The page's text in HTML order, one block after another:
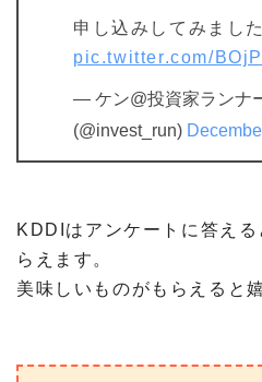
申し込みしてみました
pic.twitter.com/
— ケン@投資家ランナ
(@invest_run)
KDDIはアンケートに答え
らえます。
美味しいものがもらえると